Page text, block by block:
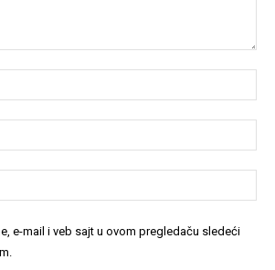
e-mail i veb sajt u ovom pregledaču sledeći